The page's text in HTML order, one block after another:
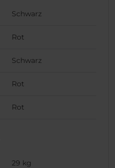
Schwarz
Rot
Schwarz
Rot
Rot
29 kg